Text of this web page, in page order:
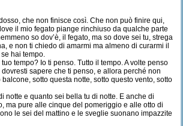
che non finisce così. Che non può finire qui,
il mio fegato piange rinchiuso da qualche parte
so dov’è, il fegato, ma so dove sei tu, strega
e non ti chiedo di amarmi ma almeno di curarmi il
se ti va, se hai tempo.
tempo? Io ti penso. Tutto il tempo. A volte penso
sapere che ti penso, e allora perché non
sotto questa notte, sotto questo vento, sotto
notte e quanto sei bella tu di notte. E anche di
ma pure alle cinque del pomeriggio e alle otto di
le sei del mattino e le sveglie suonano impazzite